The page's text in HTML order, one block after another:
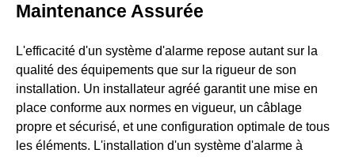
Maintenance Assurée
L'efficacité d'un système d'alarme repose autant sur la
qualité des équipements que sur la rigueur de son
installation. Un installateur agréé garantit une mise en
place conforme aux normes en vigueur, un câblage
propre et sécurisé, et une configuration optimale de tous
les éléments. L'installation d'un système d'alarme à